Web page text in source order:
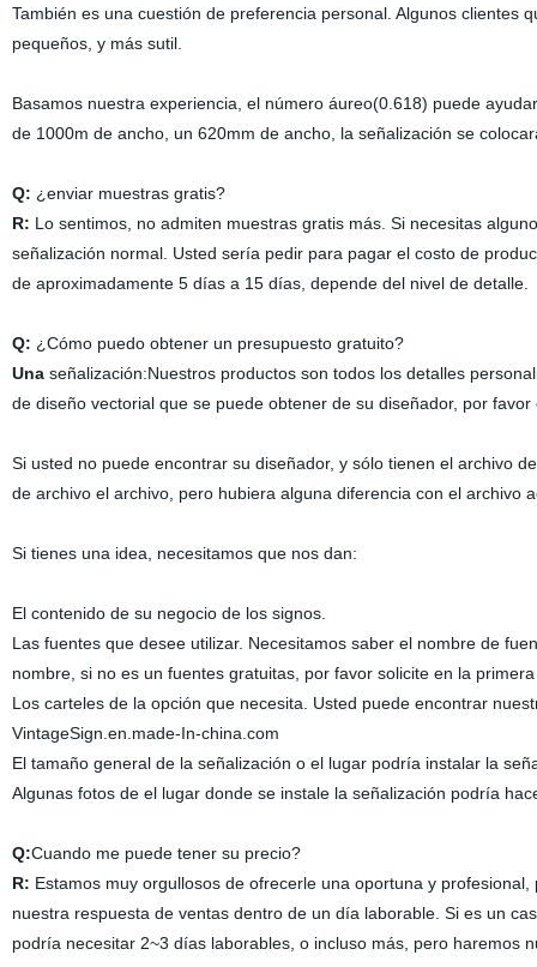
También es una cuestión de preferencia personal. Algunos
pequeños, y más sutil.
Basamos nuestra experiencia, el número áureo(0.618) puede
de 1000m de ancho, un 620mm de ancho, la señalización se
Q: ¿enviar muestras gratis?
R: Lo sentimos, no admiten muestras gratis más. Si necesitas
señalización normal. Usted sería pedir para pagar el costo de
de aproximadamente 5 días a 15 días, depende del nivel de detalle.
Q: ¿Cómo puedo obtener un presupuesto gratuito?
Unaseñalización:Nuestros productos son todos los detalles
de diseño vectorial que se puede obtener de su diseñador, por favor
Si usted no puede encontrar su diseñador, y sólo tienen el archivo
de archivo el archivo, pero hubiera alguna diferencia con el archivo
Si tienes una idea, necesitamos que nos dan:
El contenido de su negocio de los signos.
Las fuentes que desee utilizar. Necesitamos saber el nombre de
nombre, si no es un fuentes gratuitas, por favor solicite en la
Los carteles de la opción que necesita. Usted puede encontrar
VintageSign.en.made-In-china.com
El tamaño general de la señalización o el lugar podría instalar la
Algunas fotos de el lugar donde se instale la señalización podría
Q:Cuando me puede tener su precio?
R: Estamos muy orgullosos de ofrecerle una oportuna y
nuestra respuesta de ventas dentro de un día laborable. Si es un
podría necesitar 2~3 días laborables, o incluso más, pero haremos